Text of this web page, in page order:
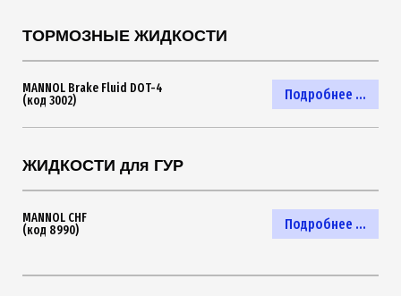
ТОРМОЗНЫЕ ЖИДКОСТИ
Подробнее ...
MANNOL Brake Fluid DOT-4
(код 3002)
ЖИДКОСТИ для ГУР
Подробнее ...
MANNOL CHF
(код 8990)